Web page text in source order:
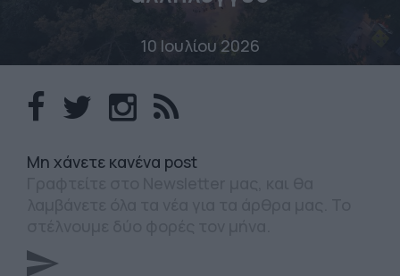
10 Ιουλίου 2026
Mη χάνετε κανένα post